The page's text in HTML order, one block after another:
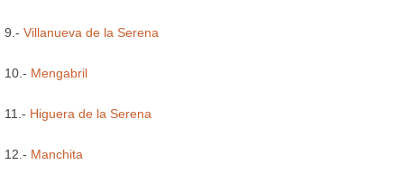
9.- Villanueva de la Serena
10.- Mengabril
11.- Higuera de la Serena
12.- Manchita